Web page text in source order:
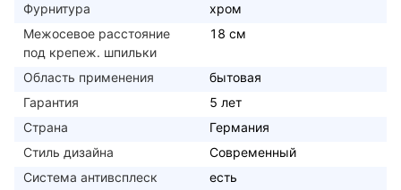
Фурнитура
хром
Межосевое расстояние
под крепеж. шпильки
18 см
Область применения
бытовая
Гарантия
5 лет
Страна
Германия
Стиль дизайна
Современный
Система антивсплеск
есть